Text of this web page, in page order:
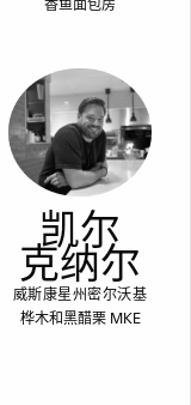
香鱼面包房
凯尔
克纳尔
威斯康星州密尔沃基
桦木和黑醋栗 MKE